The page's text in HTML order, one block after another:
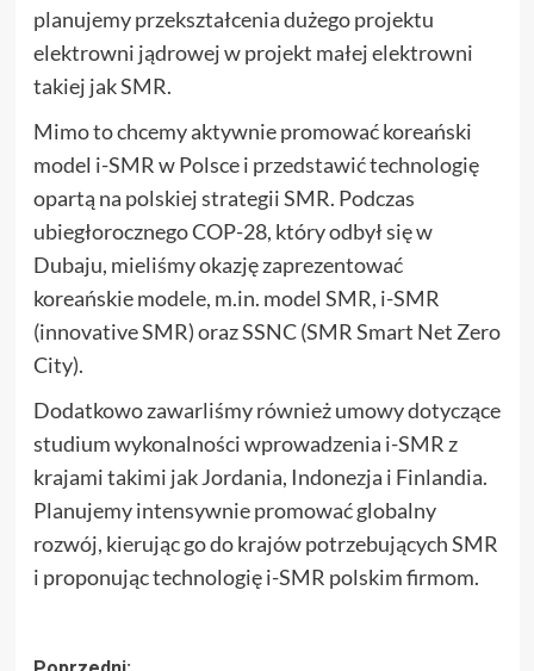
planujemy przekształcenia dużego projektu
elektrowni jądrowej w projekt małej elektrowni
takiej jak SMR.
Mimo to chcemy aktywnie promować koreański
model i-SMR w Polsce i przedstawić technologię
opartą na polskiej strategii SMR. Podczas
ubiegłorocznego COP-28, który odbył się w
Dubaju, mieliśmy okazję zaprezentować
koreańskie modele, m.in. model SMR, i-SMR
(innovative SMR) oraz SSNC (SMR Smart Net Zero
City).
Dodatkowo zawarliśmy również umowy dotyczące
studium wykonalności wprowadzenia i-SMR z
krajami takimi jak Jordania, Indonezja i Finlandia.
Planujemy intensywnie promować globalny
rozwój, kierując go do krajów potrzebujących SMR
i proponując technologię i-SMR polskim firmom.